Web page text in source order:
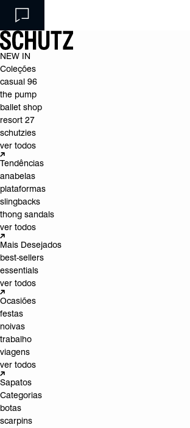
NEW IN
Coleções
casual 96
the pump
ballet shop
resort 27
schutzies
ver todos
Tendências
anabelas
plataformas
slingbacks
thong sandals
ver todos
Mais Desejados
best-sellers
essentials
ver todos
Ocasiões
festas
noivas
trabalho
viagens
ver todos
Sapatos
Categorias
botas
scarpins